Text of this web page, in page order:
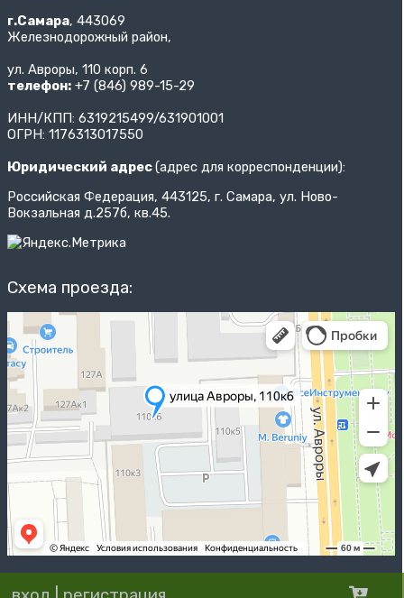
г.Самара, 443069
Железнодорожный район,
ул. Авроры, 110 корп. 6
телефон: +7 (846) 989-15-29
ИНН/КПП: 6319215499/631901001
ОГРН: 1176313017550
Юридический адрес(адрес для корреспонденции):
Российская Федерация, 443125, г. Самара, ул. Ново-
Вокзальная д.257б, кв.45.
Схема проезда: